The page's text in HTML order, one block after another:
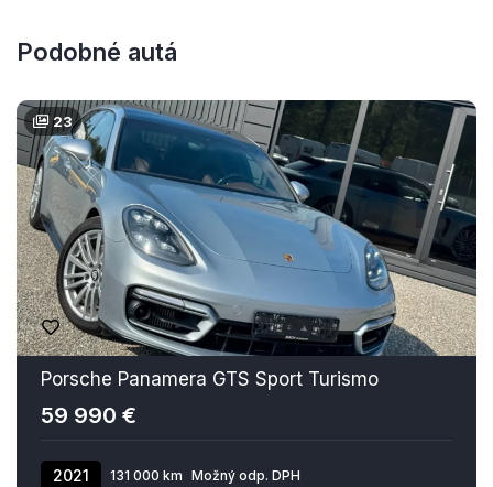
Podobné autá
23
Porsche Panamera GTS Sport Turismo
59 990 €
2021 131 000 km Možný odp. DPH